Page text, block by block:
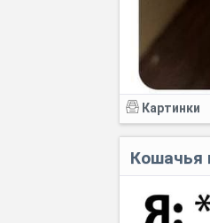
Картинки
Кошачья